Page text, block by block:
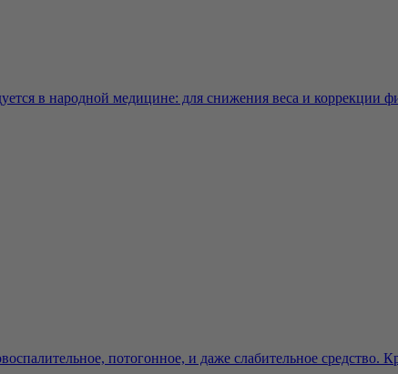
в народной медицине: для снижения веса и коррекции
потогонное, и даже слабительное средство.